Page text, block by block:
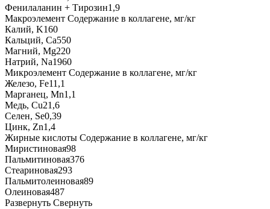
Фенилаланин + Тирозин1,9
Макроэлемент Содержание в коллагене, мг/кг
Калий, K160
Кальций, Ca550
Магний, Mg220
Натрий, Na1960
Микроэлемент Содержание в коллагене, мг/кг
Железо, Fe11,1
Марганец, Mn1,1
Медь, Cu21,6
Селен, Se0,39
Цинк, Zn1,4
Жирные кислоты Содержание в коллагене, мг/кг
Миристиновая98
Пальмитиновая376
Стеариновая293
Пальмитолеиновая89
Олеиновая487
Развернуть Свернуть